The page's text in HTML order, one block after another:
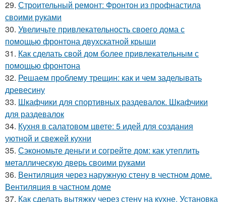
29. Строительный ремонт: Фронтон из профнастила
своими руками
30. Увеличьте привлекательность своего дома с
помощью фронтона двухскатной крыши
31. Как сделать свой дом более привлекательным с
помощью фронтона
32. Решаем проблему трещин: как и чем заделывать
древесину
33. Шкафчики для спортивных раздевалок. Шкафчики
для раздевалок
34. Кухня в салатовом цвете: 5 идей для создания
уютной и свежей кухни
35. Сэкономьте деньги и согрейте дом: как утеплить
металлическую дверь своими руками
36. Вентиляция через наружную стену в честном доме.
Вентиляция в частном доме
37. Как сделать вытяжку через стену на кухне. Установка